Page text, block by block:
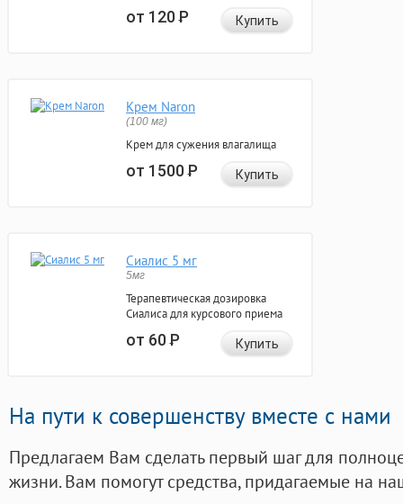
от 120Р Купить
Крем Naron
(100 мг)
Крем для сужения влагалища
от 1500Р Купить
Сиалис 5 мг
5мг
Терапевтическая дозировка
Сиалиса для курсового приема
от 60Р Купить
На пути к совершенству вместе с нами
Предлагаем Вам сделать первый шаг для
жизни. Вам помогут средства, придагаемые на